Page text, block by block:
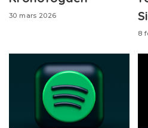
30 mars 2026
8